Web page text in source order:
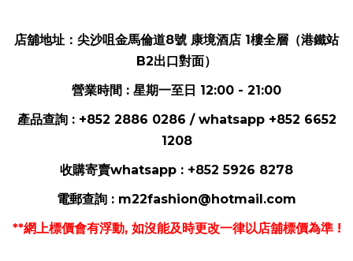
店舖地址： 尖沙咀金馬倫道8號 康境酒店 1樓全層（港鐵站
B2出口對面）
營業時間 : 星期一至日 12:00 - 21:00
產品查詢 : +852 2886 0286 / whatsapp +852 6652
1208
收購寄賣whatsapp : +852 5926 8278
電郵查詢 : m22fashion@hotmail.com
**網上標價會有浮動, 如沒能及時更改一律以店舖標價為準 !